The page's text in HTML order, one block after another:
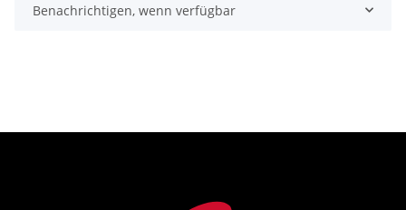
Benachrichtigen, wenn verfügbar